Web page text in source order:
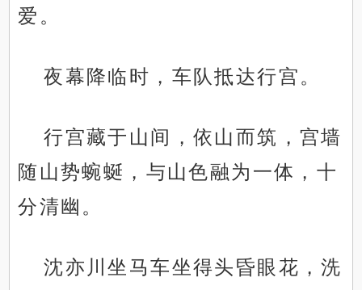
爱。
夜幕降临时，车队抵达行宫。
行宫藏于山间，依山而筑，宫墙
随山势蜿蜒，与山色融为一体，十
分清幽。
沈亦川坐马车坐得头昏眼花，洗